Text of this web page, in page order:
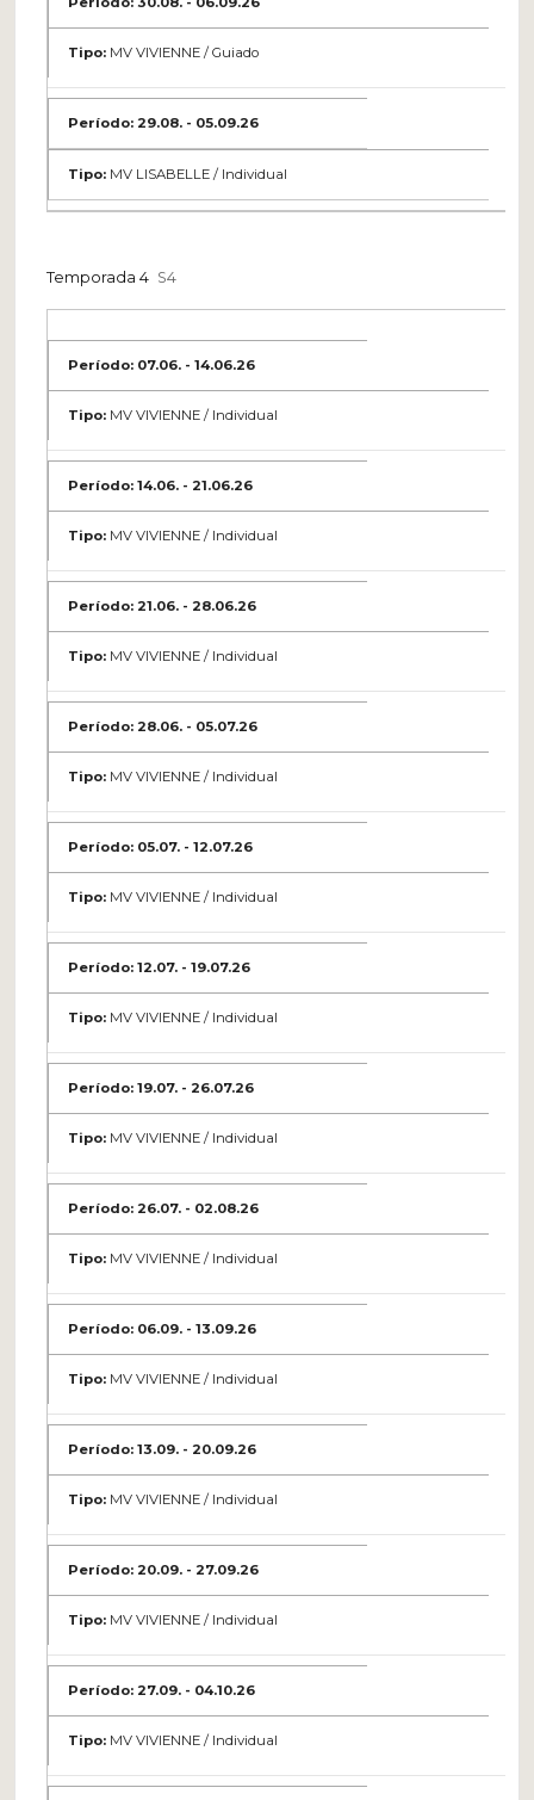
MV VIVIENNE / Guiado
29.08. - 05.09.26
MV LISABELLE / Individual
Temporada 4 S4
07.06. - 14.06.26
MV VIVIENNE / Individual
14.06. - 21.06.26
MV VIVIENNE / Individual
21.06. - 28.06.26
MV VIVIENNE / Individual
28.06. - 05.07.26
MV VIVIENNE / Individual
05.07. - 12.07.26
MV VIVIENNE / Individual
12.07. - 19.07.26
MV VIVIENNE / Individual
19.07. - 26.07.26
MV VIVIENNE / Individual
26.07. - 02.08.26
MV VIVIENNE / Individual
06.09. - 13.09.26
MV VIVIENNE / Individual
13.09. - 20.09.26
MV VIVIENNE / Individual
20.09. - 27.09.26
MV VIVIENNE / Individual
27.09. - 04.10.26
MV VIVIENNE / Individual